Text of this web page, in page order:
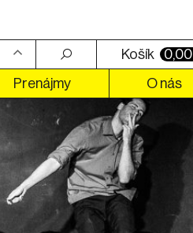
Košík 0,00
Prenájmy O nás